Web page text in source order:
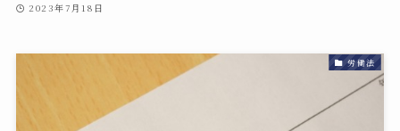
2023年7月18日
労働法